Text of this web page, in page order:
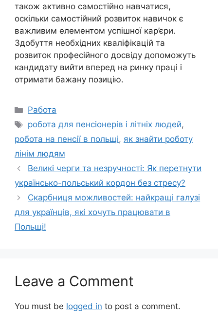
також активно самостійно навчатися,
оскільки самостійний розвиток навичок є
важливим елементом успішної кар’єри.
Здобуття необхідних кваліфікацій та
розвиток професійного досвіду допоможуть
кандидату вийти вперед на ринку праці і
отримати бажану позицію.
Categories
Работа
Tags
робота для пенсіонерів і літніх людей,
робота на пенсії в польщі, як знайти роботу
лінім людям
Великі черги та незручності: Як перетнути
українсько-польський кордон без стресу?
Скарбниця можливостей: найкращі галузі
для українців, які хочуть працювати в
Польщі!
Leave a Comment
You must be logged in to post a comment.